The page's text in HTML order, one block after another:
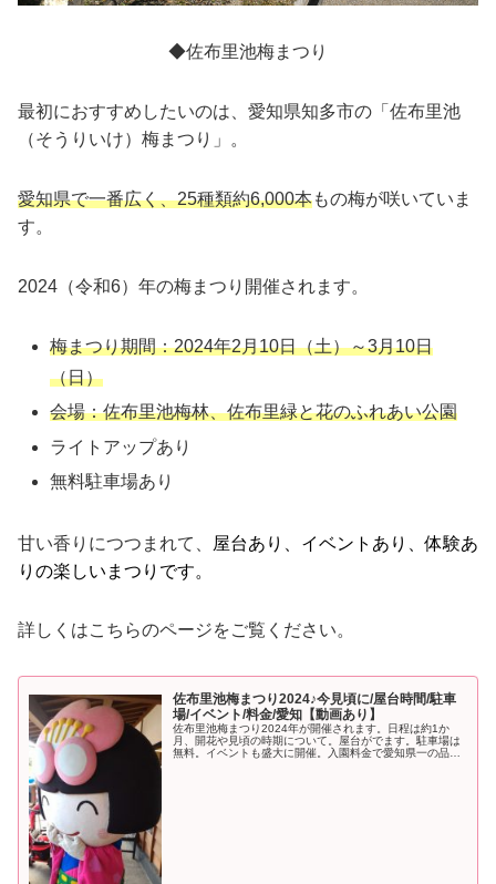
◆佐布里池梅まつり
最初におすすめしたいのは、愛知県知多市の「佐布里池
（そうりいけ）梅まつり」。
愛知県で一番広く、25種類約6,000本もの梅が咲いていま
す。
2024（令和6）年の梅まつり開催されます。
梅まつり期間：2024年2月10日（土）～3月10日
（日）
会場：佐布里池梅林、佐布里緑と花のふれあい公園
ライトアップあり
無料駐車場あり
甘い香りにつつまれて、
屋台あり、イベントあり、体験あ
りの楽しいまつりです。
詳しくはこちらのページをご覧ください。
佐布里池梅まつり2024♪今見頃に/屋台時間/駐車
場/イベント/料金/愛知【動画あり】
佐布里池梅まつり2024年が開催されます。日程は約1か
月、開花や見頃の時期について。屋台がでます。駐車場は
無料。イベントも盛大に開催。入園料金で愛知県一の品種